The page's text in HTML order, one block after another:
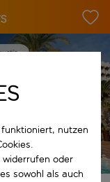
nutzen
widerrufen oder
sowohl als auch